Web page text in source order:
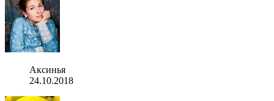
Аксинья
24.10.2018